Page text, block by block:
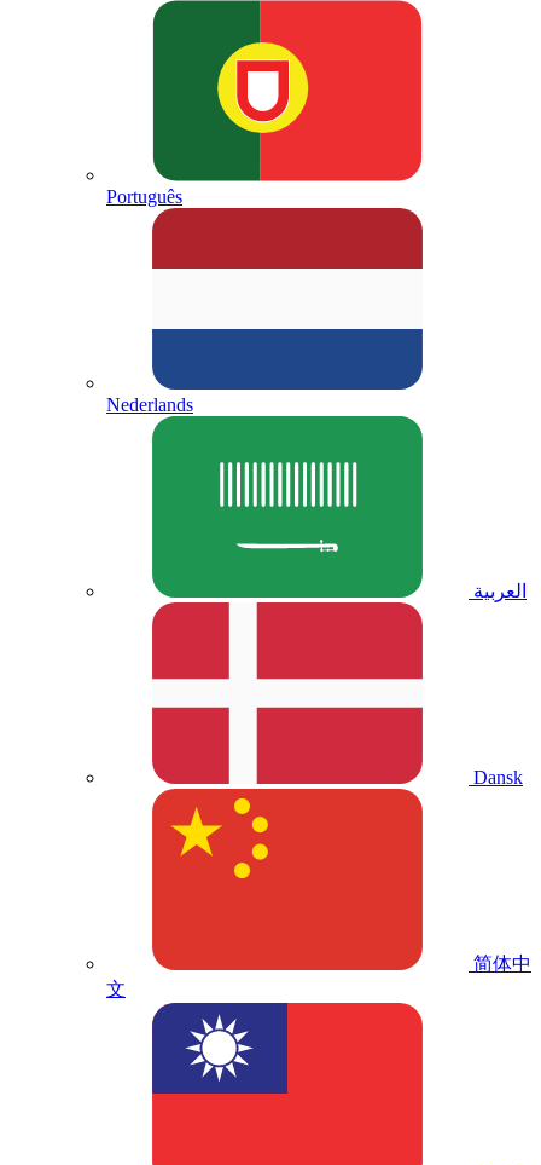
Português
Nederlands
العربية
Dansk
简体中
文